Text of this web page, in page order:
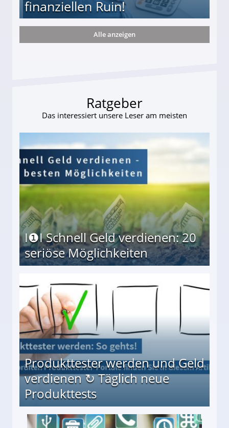
finanziellen Ruin!
(34) in den finanziellen Ruin!
Alle anzeigen
Ratgeber
Das interessiert unsere Leser am meisten
I❶I Schnell Geld verdienen: 20
seriöse Möglichkeiten
Produkttester werden und Geld
verdienen ↻ Täglich neue
Produkttests
↻ Täglich neue Produkttests